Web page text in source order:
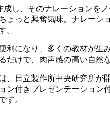
成し、そのナレーションを
ょっと興奮気味。ナレーシ
。
利になり、多くの教材が生
だけで、肉声感の高い自然
、日立製作所中央研究所
ン付きプレゼンテーション
す。